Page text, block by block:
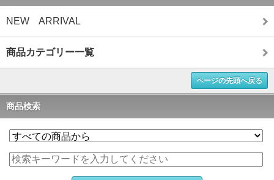
NEW ARRIVAL
商品カテゴリー一覧
ページの先頭へ戻る
商品検索